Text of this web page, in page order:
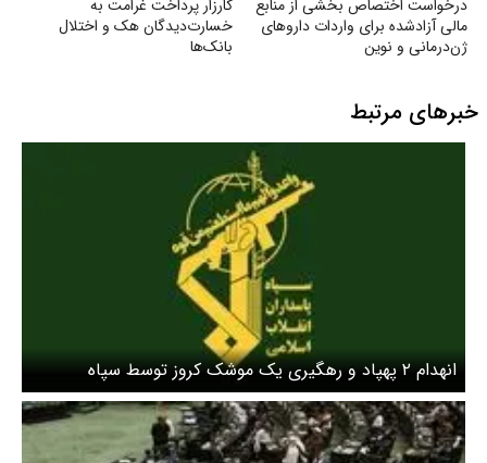
درخواست اختصاص بخشی از منابع
مالی آزادشده برای واردات داروهای
ژن‌درمانی و نوین
کارزار پرداخت غرامت به
خسارت‌دیدگان هک و اختلال
بانک‌ها
خبرهای مرتبط
انهدام ۲ پهپاد و رهگیری یک موشک کروز توسط سپاه